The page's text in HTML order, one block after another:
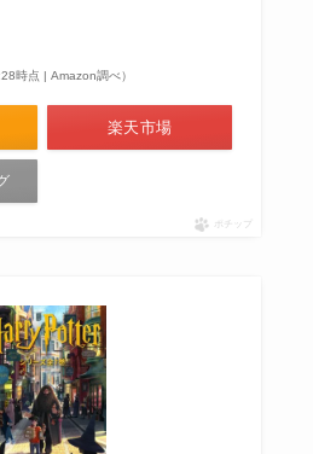
時点 | Amazon調べ）
楽天市場
ポチップ